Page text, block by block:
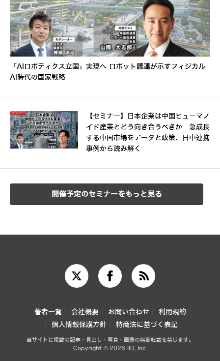
「AIロボティクス立国」実現へ ロボット議連が示すフィジカル
AI時代の国家戦略
【セミナー】日本企業は中国ヒューマノ
イド産業とどう向き合うべきか 急成長
する中国市場をデータと政策、日中連携
事例から読み解く
開催予定のセミナーをもっと見る
著者一覧 会社概要 お問い合わせ
利用規約
個人情報保護方針
特商法に基づく表記
当サイトに掲載の記事・見出し・写真・画像の無断転載を禁じます。
Copyright © 2026 IID, Inc.